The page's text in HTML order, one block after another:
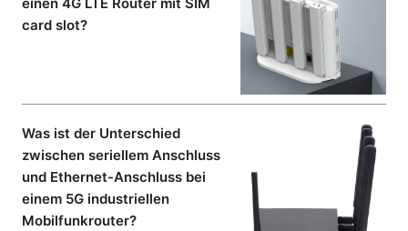
card slot?
Was ist der Unterschied
zwischen seriellem Anschluss
und Ethernet-Anschluss bei
einem 5G industriellen
Mobilfunkrouter?